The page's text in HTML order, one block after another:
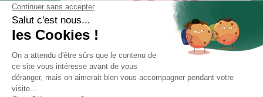
75 008 Paris
Sur votre première commande,
moment ! Désinscription en 1 clic, à
tout moment.